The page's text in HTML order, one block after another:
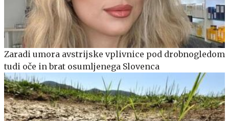
Zaradi umora avstrijske vplivnice pod drobnogledom
tudi oče in brat osumljenega Slovenca